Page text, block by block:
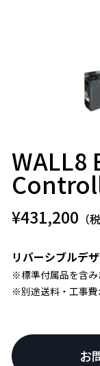
WALL8
¥431,200 （
リバーシブルデ
※標準付属品を含み
※別途送料・工事費
お